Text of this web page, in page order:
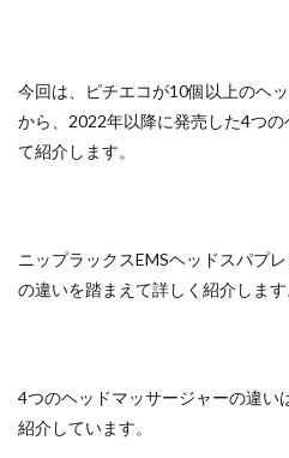
今回は、ピチエコが10個以上のヘ
から、2022年以降に発売した4つ
て紹介します。
ニップラックスEMSヘッドスパプ
の違いを踏まえて詳しく紹介します
4つのヘッドマッサージャーの違い
紹介しています。